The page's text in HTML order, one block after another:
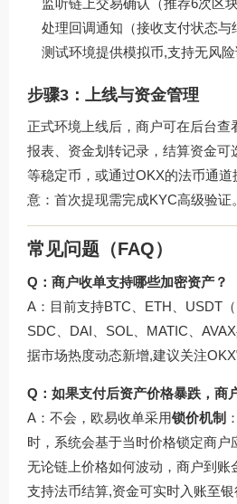
处理回调通知（接收支付状态与
测试环境提供模拟币,支持无风险
步骤3：上线与资金管理
正式环境上线后，商户可在后台查
报表、资金划转记录，结算资金可
等稳定币，或通过OKX的法币通
意：首次提现需完成KYC高级验证。
常见问题（FAQ）
Q：商户收单支持哪些加密资产？
A：目前支持BTC、ETH、USDT
SDC、DAI、SOL、MATIC、
据市场热度动态新增,建议关注OKX
Q：如果支付后资产价格暴跌，商
A：不会，欧易收单采用锁价机制
时，系统会基于当时价格锁定商户
无论链上价格如何波动，商户到账
支持法币结算,资金可实时入账至银